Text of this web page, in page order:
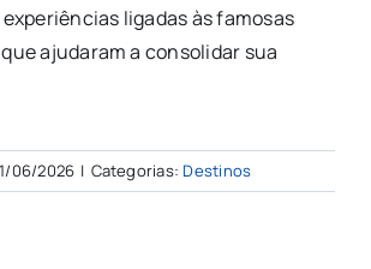
ligadas às famosas
ajudaram a consolidar sua
06/2026 | Categorias:Destinos